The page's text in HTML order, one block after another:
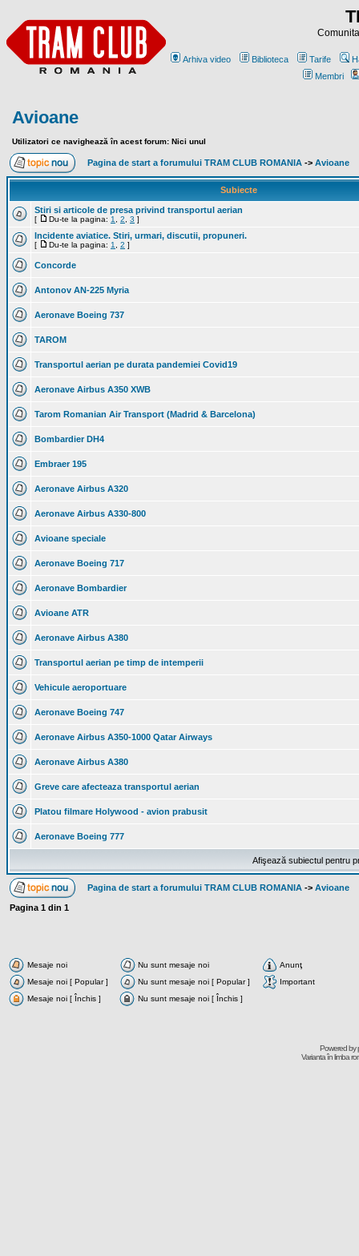
Arhiva video Biblioteca Tarife
Membri
Avioane
Utilizatori ce navighează în acest forum: Nici unul
Pagina de start a forumului TRAM CLUB ROMANIA -> Avioane
Subiecte
Stiri si articole de presa privind transportul aerian
[ Du-te la pagina: 1 2 3 ]
Incidente aviatice. Stiri, urmari, discutii, propuneri.
[ Du-te la pagina: 1 2 ]
Concorde
Antonov AN-225 Myria
Aeronave Boeing 737
TAROM
Transportul aerian pe durata pandemiei Covid19
Aeronave Airbus A350 XWB
Tarom Romanian Air Transport (Madrid & Barcelona)
Bombardier DH4
Embraer 195
Aeronave Airbus A320
Aeronave Airbus A330-800
Avioane speciale
Aeronave Boeing 717
Aeronave Bombardier
Avioane ATR
Aeronave Airbus A380
Transportul aerian pe timp de intemperii
Vehicule aeroportuare
Aeronave Boeing 747
Aeronave Airbus A350-1000 Qatar Airways
Aeronave Airbus A380
Greve care afecteaza transportul aerian
Platou filmare Holywood - avion prabusit
Aeronave Boeing 777
Afişează subiectul pentru
Pagina de start a forumului TRAM CLUB ROMANIA -> Avioane
Pagina 1 din 1
Mesaje noi Nu sunt mesaje noi
Anunţ
Mesaje noi [ Popular ]
Nu sunt mesaje noi [ Popular ]
Important
Mesaje noi [ Închis ]
Nu sunt mesaje noi [ Închis ]
Powered by
Varianta în limba